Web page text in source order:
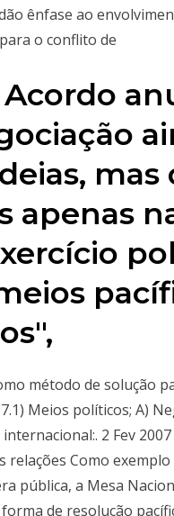
ênfase ao
o conflito de
Acordo
mas
apenas
método de solução
Meios políticos; A)
2 Fev
relações Como
pública, a Mesa
de resolução